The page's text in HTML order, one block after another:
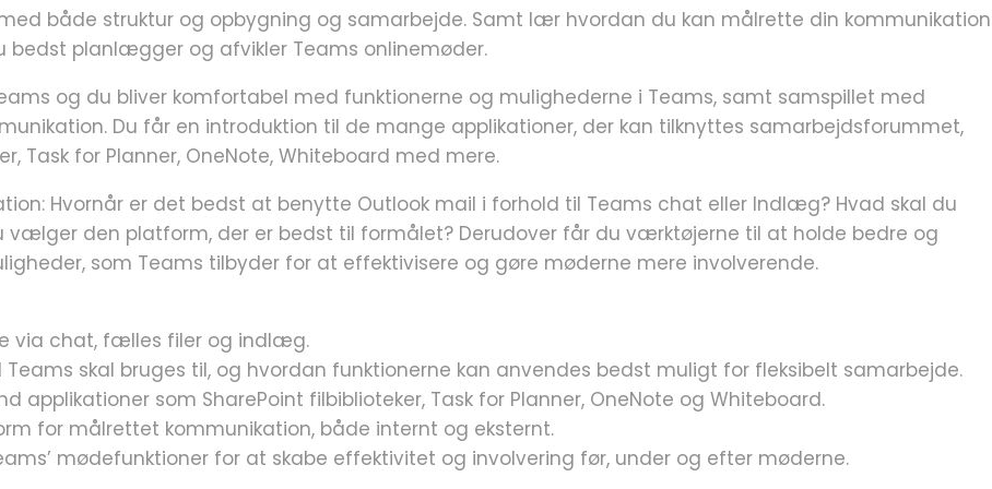
både struktur og opbygning og samarbejde. Samt lær hvordan du kan målrette din kommunikation
planlægger og afvikler Teams onlinemøder.
og du bliver komfortabel med funktionerne og mulighederne i Teams, samt samspillet med
Du får en introduktion til de mange applikationer, der kan tilknyttes samarbejdsforummet,
Task for Planner, OneNote, Whiteboard med mere.
Hvornår er det bedst at benytte Outlook mail i forhold til Teams chat eller Indlæg? Hvad skal du
den platform, der er bedst til formålet? Derudover får du værktøjerne til at holde bedre og
som Teams tilbyder for at effektivisere og gøre møderne mere involverende.
via chat, fælles filer og indlæg.
Teams skal bruges til, og hvordan funktionerne kan anvendes bedst muligt for fleksibelt samarbejde.
applikationer som SharePoint filbiblioteker, Task for Planner, OneNote og Whiteboard.
for målrettet kommunikation, både internt og eksternt.
mødefunktioner for at skabe effektivitet og involvering før, under og efter møderne.